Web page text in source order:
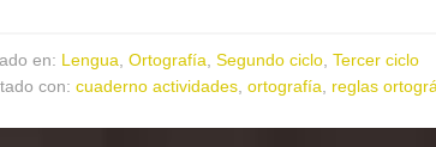
en: Lengua Ortografía Segundo ciclo Tercer ciclo
con: cuaderno actividades ortografía reglas